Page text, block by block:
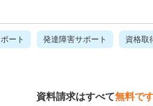
ート 発達障害サポート 資格取
資料請求はすべて無料です